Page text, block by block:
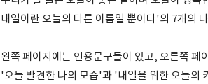
내일이란 오늘의 다른 이름일 뿐이다'의 7개의
왼쪽 페이지에는 인용문구들이 있고, 오른쪽 페
'오늘 발견한 나의 모습'과 '내일을 위한 오늘의